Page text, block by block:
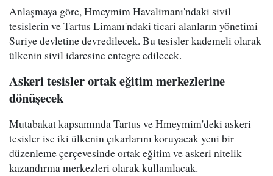
Anlaşmaya göre, Hmeymim Havalimanı'ndaki sivil
tesislerin ve Tartus Limanı'ndaki ticari alanların yönetimi
Suriye devletine devredilecek. Bu tesisler kademeli olarak
ülkenin sivil idaresine entegre edilecek.
Askeri tesisler ortak eğitim merkezlerine
dönüşecek
Mutabakat kapsamında Tartus ve Hmeymim'deki askeri
tesisler ise iki ülkenin çıkarlarını koruyacak yeni bir
düzenleme çerçevesinde ortak eğitim ve askeri nitelik
kazandırma merkezleri olarak kullanılacak.